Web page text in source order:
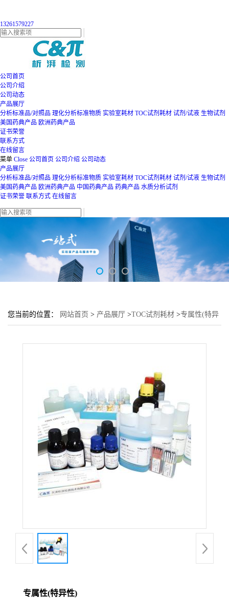
13261579227
公司首页
公司介绍
公司动态
产品展厅
分析标准品/对照品 理化分析标准物质 实验室耗材 TOC试剂耗材 试剂/试液 生物试剂
美国药典产品 欧洲药典产品
证书荣誉
联系方式
在线留言
菜单 Close 公司首页 公司介绍 公司动态
产品展厅
分析标准品/对照品 理化分析标准物质 实验室耗材 TOC试剂耗材 试剂/试液 生物试剂
美国药典产品 欧洲药典产品 中国药典产品 药典产品 水质分析试剂
证书荣誉 联系方式 在线留言
您当前的位置： 网站首页 > 产品展厅 >TOC试剂耗材 >专属性(特异
专属性(特异性)